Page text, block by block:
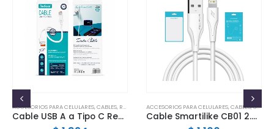
ACCESORIOS PARA CELULARES,CABLES, REDOOS
Cable USB A a Tipo C Redoos TPE 2A Carga Rápida Fast Charging Blanco
ACCESORIOS PARA CELULARES,CABLES,SMARTILIKE
Cable Smartilike CB01 2.4A Lightning (USB)